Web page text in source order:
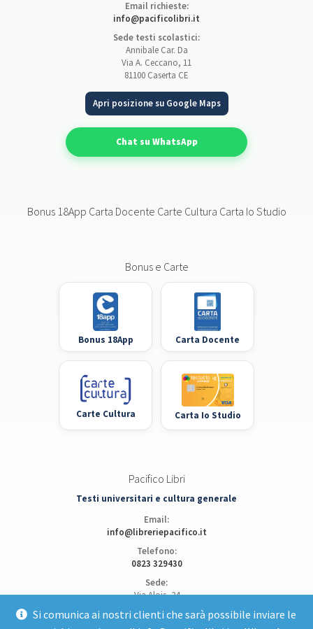
Si comunica ai nostri clienti che sarà possibile inviare le
Email richieste:
info@pacificolibri.it
Sede testi scolastici:
Annibale Car. Da
Via A. Ceccano, 11
81100 Caserta CE
Apri posizione su Google Maps
Chat su WhatsApp
Bonus 18App Carta Docente Carte Cultura Carta Io Studio
Bonus e Carte
Bonus 18App Carta Docente
Carte Cultura Carta Io Studio
Pacifico Libri
Testi universitari e cultura generale
Email:
info@libreriepacifico.it
Telefono:
0823 329430
Sede:
Via Alois, 24
81100 Caserta